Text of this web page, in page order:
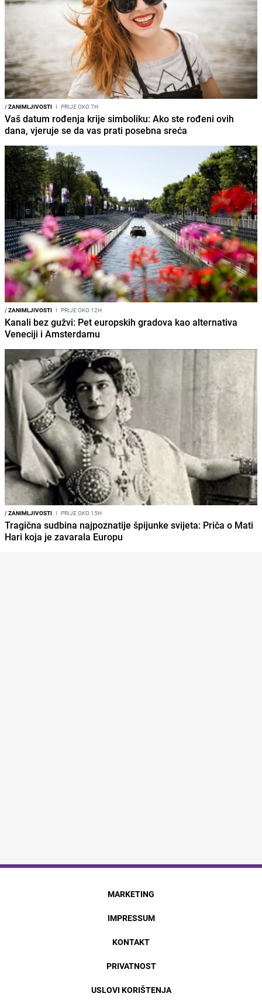
/ZANIMLJIVOSTI I PRIJE OKO 7H
Vaš datum rođenja krije simboliku: Ako ste rođeni ovih
dana, vjeruje se da vas prati posebna sreća
/ZANIMLJIVOSTI I PRIJE OKO 12H
Kanali bez gužvi: Pet europskih gradova kao alternativa
Veneciji i Amsterdamu
/ZANIMLJIVOSTI I PRIJE OKO 15H
Tragična sudbina najpoznatije špijunke svijeta: Priča o Mati
Hari koja je zavarala Europu
MARKETING
IMPRESSUM
KONTAKT
PRIVATNOST
USLOVI KORIŠTENJA